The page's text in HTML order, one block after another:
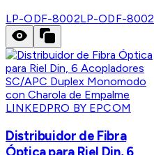
LP-ODF-8002LP-ODF-8002
LINKEDPRO BY EPCOM
Distribuidor de Fibra
Óptica para Riel Din, 6